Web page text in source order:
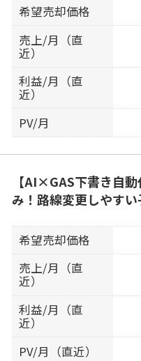
希望売却価格
売上/月（直
近）
利益/月（直
近）
PV/月
【AI×GAS下書き自
み！路線変更しやす
希望売却価格
売上/月（直
近）
利益/月（直
近）
PV/月（直近）